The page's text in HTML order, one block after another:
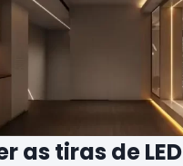
as tiras de LED